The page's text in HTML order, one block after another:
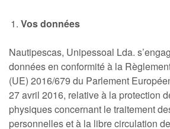
Vos données
Nautipescas, Unipessoal Lda.
données en conformité à la
(UE) 2016/679 du Parlement
27 avril 2016, relative à la protection
physiques concernant le traitement
personnelles et à la libre circulation